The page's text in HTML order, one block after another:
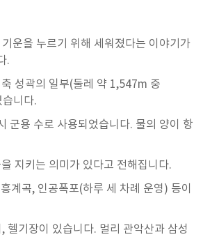
운을 누르기 위해 세워졌다는 이야기가
.
성곽의 일부(둘레 약 1,547m 중
니다.
군용 수로 사용되었습니다. 물의 양이 항
지키는 의미가 있다고 전해집니다.
계곡, 인공폭포(하루 세 차례 운영) 등이
헬기장이 있습니다. 멀리 관악산과 삼성